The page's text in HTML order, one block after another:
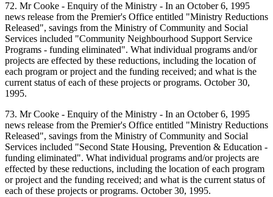
72. Mr Cooke - Enquiry of the Ministry - In an October 6, 1995
news release from the Premier's Office entitled "Ministry Reductions
Released", savings from the Ministry of Community and Social
Services included "Community Neighbourhood Support Service
Programs - funding eliminated". What individual programs and/or
projects are effected by these reductions, including the location of
each program or project and the funding received; and what is the
current status of each of these projects or programs. October 30,
1995.
73. Mr Cooke - Enquiry of the Ministry - In an October 6, 1995
news release from the Premier's Office entitled "Ministry Reductions
Released", savings from the Ministry of Community and Social
Services included "Second State Housing, Prevention & Education -
funding eliminated". What individual programs and/or projects are
effected by these reductions, including the location of each program
or project and the funding received; and what is the current status of
each of these projects or programs. October 30, 1995.